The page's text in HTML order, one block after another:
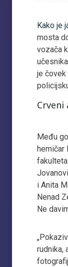
Kako je
mosta
vozača
je
Crveni
Među
hemičar
i Anita
Nenad
Ne
rudnika,